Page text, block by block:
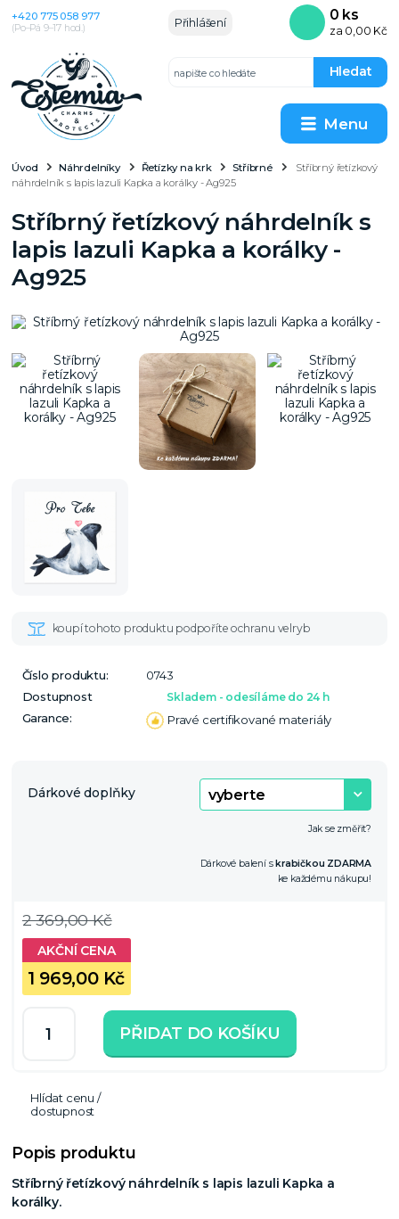
Menu
Přihlášení
Hledat
+420 775 058 977
(Po–Pá 9–17 hod.)
0 ks
za 0,00 Kč
Úvod Náhrdelníky Řetízky na krk Stříbrné
Stříbrný řetízkový
náhrdelník s lapis lazuli Kapka a korálky - Ag925
Stříbrný řetízkový náhrdelník s
lapis lazuli Kapka a korálky -
Ag925
Číslo produktu:
0743
Dostupnost
Skladem - odesíláme do 24 h
Garance: Pravé certifikované materiály
Dárkové doplňky
Jak se změřit?
Dárkové balení s krabičkou ZDARMA
ke každému nákupu!
1 969,00 Kč
2 369,00 Kč
PŘIDAT DO KOŠÍKU
Hlídat cenu /
dostupnost
Popis produktu
Stříbrný řetízkový náhrdelník s lapis lazuli Kapka a
korálky.